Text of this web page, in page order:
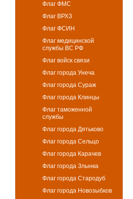
Флаг ФМС
Флаг ВРХЗ
Флаг ФСИН
Флаг медицинской
службы ВС РФ
Флаг войск связи
Флаг города Унеча
Флаг города Сураж
Флаг города Клинцы
Флаг таможенной
службы
Флаг города Дятьково
Флаг города Сельцо
Флаг города Карачев
Флаг города Злынка
Флаг города Стародуб
Флаг города Новозыбков